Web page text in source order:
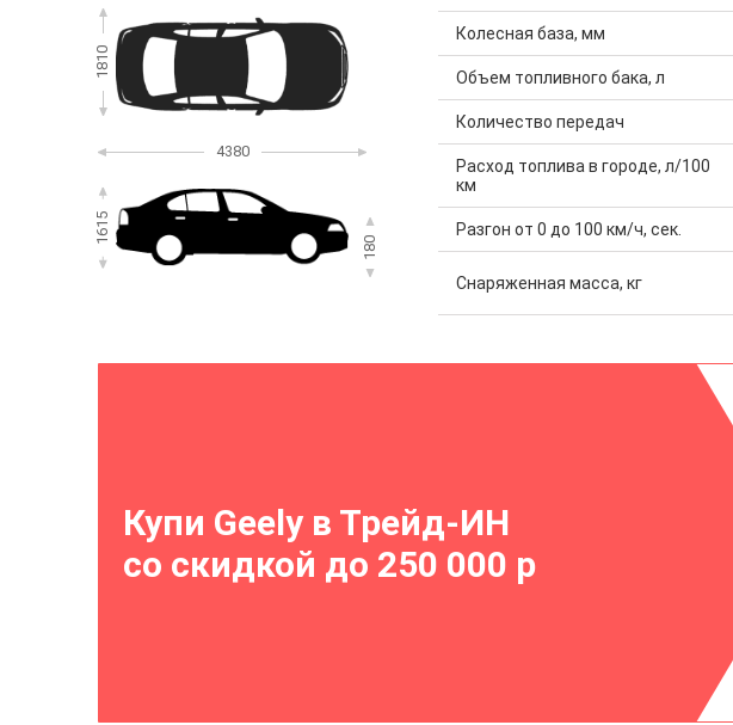
1810
4380
1615
180
Колесная база, мм
Объем топливного бака, л
Количество передач
Расход топлива в городе, л/100
км
Разгон от 0 до 100 км/ч, сек.
Снаряженная масса, кг
Купи Geely в Трейд-ИН
со скидкой до 250 000 р